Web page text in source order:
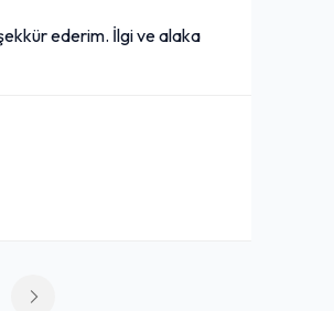
ederim. İlgi ve alaka